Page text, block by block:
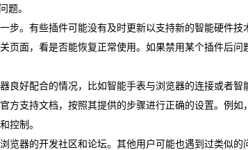
题。
步。有些插件可能没有及时更新以支持新的智能硬件技
页面，看是否能恢复正常使用。如果禁用某个插件后问
良好配合的情况，比如智能手表与浏览器的连接或者智
方支持文档，按照其提供的步骤进行正确的设置。例如
控制。
览器的开发社区和论坛。其他用户可能也遇到过类似的